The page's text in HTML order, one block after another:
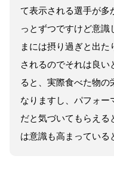
て表示される選手が多
っとずつですけど意識
まには摂り過ぎと出
されるのでそれは良い
ると、実際食べた物の
なりますし、パフォー
だと気づいてもらえる
は意識も高まっている